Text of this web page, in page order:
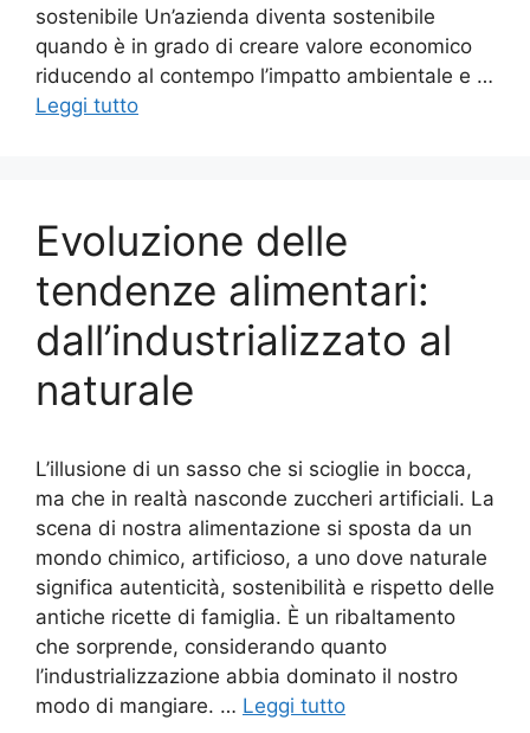
sostenibile Un’azienda diventa sostenibile
quando è in grado di creare valore economico
riducendo al contempo l’impatto ambientale e …
Leggi tutto
Evoluzione delle
tendenze alimentari:
dall’industrializzato al
naturale
L’illusione di un sasso che si scioglie in bocca,
ma che in realtà nasconde zuccheri artificiali. La
scena di nostra alimentazione si sposta da un
mondo chimico, artificioso, a uno dove naturale
significa autenticità, sostenibilità e rispetto delle
antiche ricette di famiglia. È un ribaltamento
che sorprende, considerando quanto
l’industrializzazione abbia dominato il nostro
modo di mangiare. … Leggi tutto